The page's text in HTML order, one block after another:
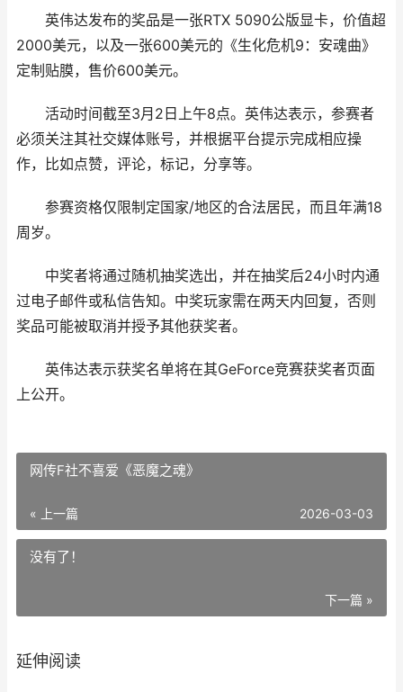
英伟达发布的奖品是一张RTX 5090公版显卡，价值超
2000美元，以及一张600美元的《生化危机9：安魂曲》
定制贴膜，售价600美元。
活动时间截至3月2日上午8点。英伟达表示，参赛者
必须关注其社交媒体账号，并根据平台提示完成相应操
作，比如点赞，评论，标记，分享等。
参赛资格仅限制定国家/地区的合法居民，而且年满18
周岁。
中奖者将通过随机抽奖选出，并在抽奖后24小时内通
过电子邮件或私信告知。中奖玩家需在两天内回复，否则
奖品可能被取消并授予其他获奖者。
英伟达表示获奖名单将在其GeForce竞赛获奖者页面
上公开。
网传F社不喜爱《恶魔之魂》
« 上一篇 2026-03-03
没有了！
下一篇 »
延伸阅读